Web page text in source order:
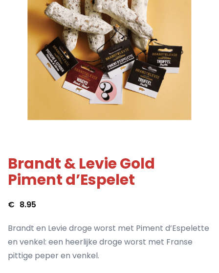
Brandt & Levie Gold
Piment d’Espelet
€ 8.95
Brandt en Levie droge worst met Piment d’Espelette
en venkel: een heerlijke droge worst met Franse
pittige peper en venkel.